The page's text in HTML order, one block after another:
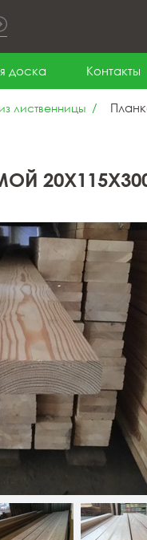
доска Контакты
лиственницы